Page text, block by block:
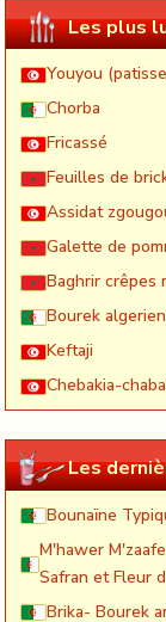
Les plus
Youyou
Chorba
Fricassé
Feuilles de
Assidat
Galette de
Baghrir crêpes
Bourek algerien
Keftaji
Chebakia-
Les
Bounaïne
M'hawer
Safran et Fleur
Brika- Bourek